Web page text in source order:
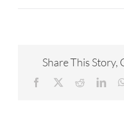
CONTACTA
Share This Story,
Facebook Reddit